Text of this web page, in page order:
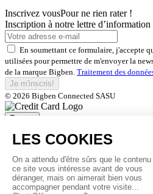
Inscrivez vousPour ne rien rater !
Inscription à notre lettre d’information
En soumettant ce formulaire, j'accepte
utilisées pour permettre de m'envoyer la
de la marque Bigben. Traitement des
Je m'inscris!
© 2026 Bigben Connected SASU
Fermer
Inscrivez-vous et bénéficiez de
nos offres exclusives